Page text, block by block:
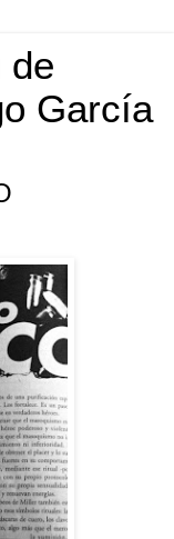
de
García